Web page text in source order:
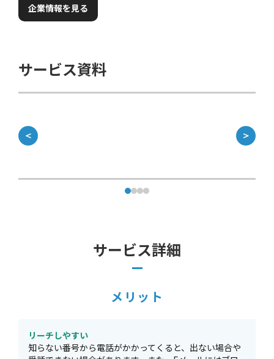
企業情報を見る
サービス資料
＜ ＞
サービス詳細
メリット
リーチしやすい
知らない番号から電話がかかってくると、出ない場合や